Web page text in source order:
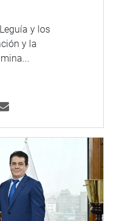
y los
y la